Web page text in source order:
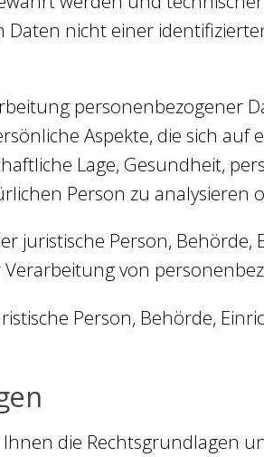
Daten nicht einer
personenbezogener
Aspekte, die sich
Lage, Gesundheit,
Person zu analysieren
juristische Person,
von
Person, Behörde,
Ihnen die Rechtsgrundlagen